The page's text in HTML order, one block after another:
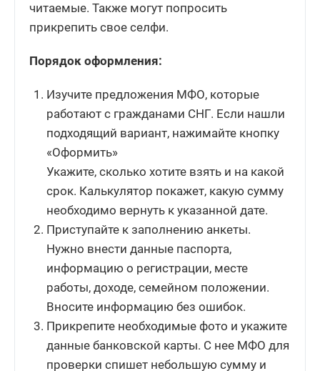
читаемые. Также могут попросить
прикрепить свое селфи.
Порядок оформления:
Изучите предложения МФО, которые
работают с гражданами СНГ. Если нашли
подходящий вариант, нажимайте кнопку
«Оформить»
Укажите, сколько хотите взять и на какой
срок. Калькулятор покажет, какую сумму
необходимо вернуть к указанной дате.
Приступайте к заполнению анкеты.
Нужно внести данные паспорта,
информацию о регистрации, месте
работы, доходе, семейном положении.
Вносите информацию без ошибок.
Прикрепите необходимые фото и укажите
данные банковской карты. С нее МФО для
проверки спишет небольшую сумму и